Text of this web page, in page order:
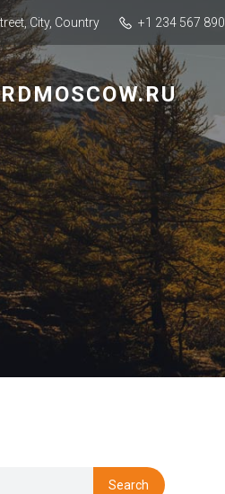
City, Country +1 234 567 890
Search